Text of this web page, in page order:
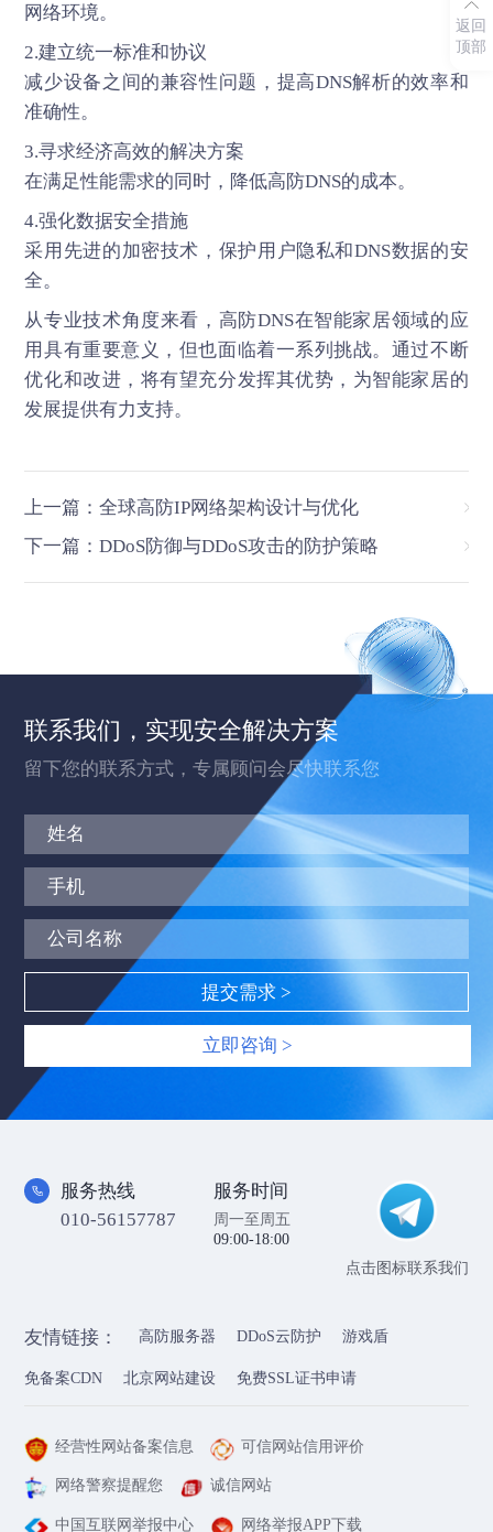
网络环境。
2.建立统一标准和协议
减少设备之间的兼容性问题，提高DNS解析的效率和
准确性。
3.寻求经济高效的解决方案
在满足性能需求的同时，降低高防DNS的成本。
4.强化数据安全措施
采用先进的加密技术，保护用户隐私和DNS数据的安
全。
从专业技术角度来看， 高防DNS在智能家居领域的应
用具有重要意义，但也面临着一系列挑战。通过不断
优化和改进，将有望充分发挥其优势，为智能家居的
发展提供有力支持。
上一篇：全球高防IP网络架构设计与优化
下一篇：DDoS防御与DDoS攻击的防护策略
联系我们，实现安全解决方案
留下您的联系方式，专属顾问会尽快联系您
立即咨询 >
服务热线
010-56157787
服务时间
周一至周五
09:00-18:00
点击图标联系我们
友情链接： 高防服务器 DDoS云防护 游戏盾
免备案CDN 北京网站建设 免费SSL证书申请
经营性网站备案信息 可信网站信用评价
网络警察提醒您 诚信网站
中国互联网举报中心 网络举报APP下载
返回
顶部